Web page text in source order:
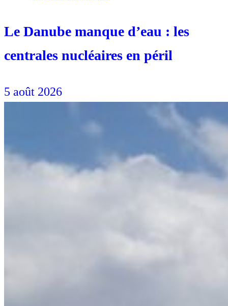
Le Danube manque d’eau : les
centrales nucléaires en péril
5 août 2026